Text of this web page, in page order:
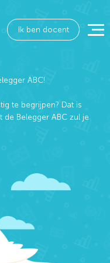
Ik ben docent
ABC!
te begrijpen? Dat is
Belegger ABC zul je